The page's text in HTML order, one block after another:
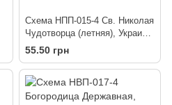
Схема НПП-015-4 Св. Николая
Чудотворца (летняя), Украина.
18х24. Холст (8055)
55.50 грн